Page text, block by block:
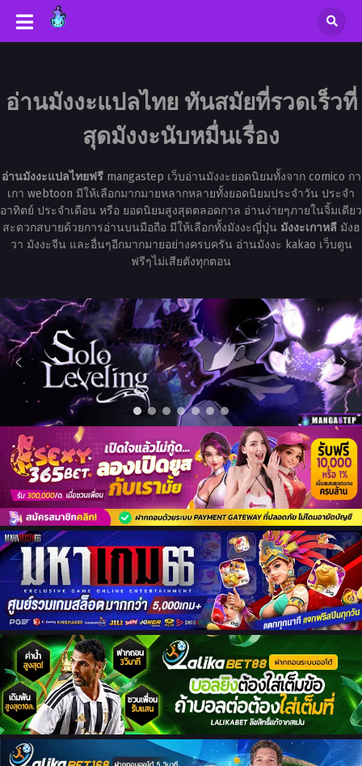
อ่านมังงะแปลไทย ทันสมัยที่รวดเร็วที่
สุดมังงะนับหมื่นเรื่อง
อ่านมังงะแปลไทยฟรีmangastep เว็บอ่านมังงะยอดนิยมทั้งจาก comico กา
เกา webtoon มีให้เลือกมากมายหลากหลายทั้งยอดนิยมประจำวัน ประจำ
อาทิตย์ ประจำเดือน หรือ ยอดนิยมสูงสุดตลอดกาล อ่านง่ายๆภายในจิ้มเดียว
สะดวกสบายด้วยการอ่านบนมือถือ มีให้เลือกทั้งมังงะญี่ปุ่น มังงะเกาหลีมังฮ
วา มังงะจีน และอื่นๆอีกมากมายอย่างครบครัน อ่านมังงะ kakao เว็บตูน
ฟรีๆไม่เสียตังทุกตอน